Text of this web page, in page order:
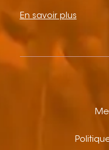
En savoir plus